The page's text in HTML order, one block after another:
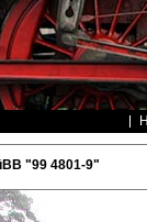
"99 4801-9"